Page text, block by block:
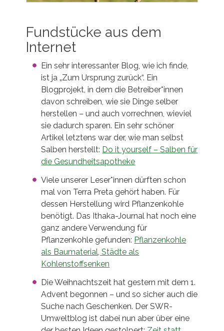
Fundstücke aus dem
Internet
Ein sehr interessanter Blog, wie ich finde,
ist ja „Zum Ursprung zurück“. Ein
Blogprojekt, in dem die Betreiber*innen
davon schreiben, wie sie Dinge selber
herstellen – und auch vorrechnen, wieviel
sie dadurch sparen. Ein sehr schöner
Artikel letztens war der, wie man selbst
Salben herstellt: Do it yourself – Salben für
die Gesundheitsapotheke
Viele unserer Leser*innen dürften schon
mal von Terra Preta gehört haben. Für
dessen Herstellung wird Pflanzenkohle
benötigt. Das Ithaka-Journal hat noch eine
ganz andere Verwendung für
Pflanzenkohle gefunden: Pflanzenkohle
als Baumaterial, Städte als
Kohlenstoffsenken
Die Weihnachtszeit hat gestern mit dem 1.
Advent begonnen – und so sicher auch die
Suche nach Geschenken. Der SWR-
Umweltblog ist dabei nun aber über eine